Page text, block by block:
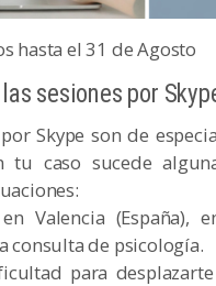
hasta el 31 de Agosto
sesiones por
Skype son de
caso sucede
Valencia (España),
consulta de psicología.
para